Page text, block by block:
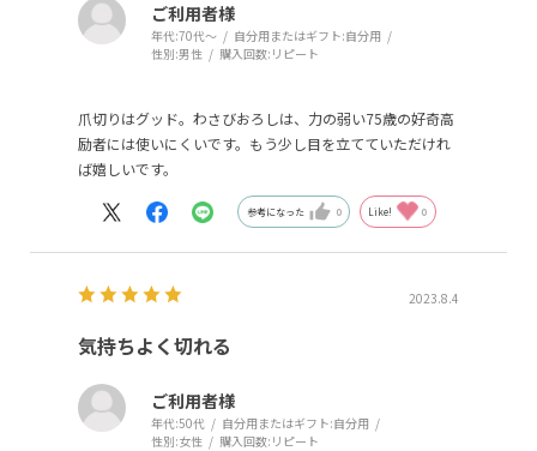
ご利用者様
年代:70代～ 自分用またはギフト:自分用
性別:男性 購入回数: リピート
爪切りはグッド。わさびおろしは、力の弱い75歳の好奇高
励者には使いにくいです。もう少し目を立てていただけれ
ば嬉しいです。
参考になった 0 Like! 0
2023.8.4
気持ちよく切れる
ご利用者様
年代:50代 自分用またはギフト:自分用
性別:女性 購入回数: リピート